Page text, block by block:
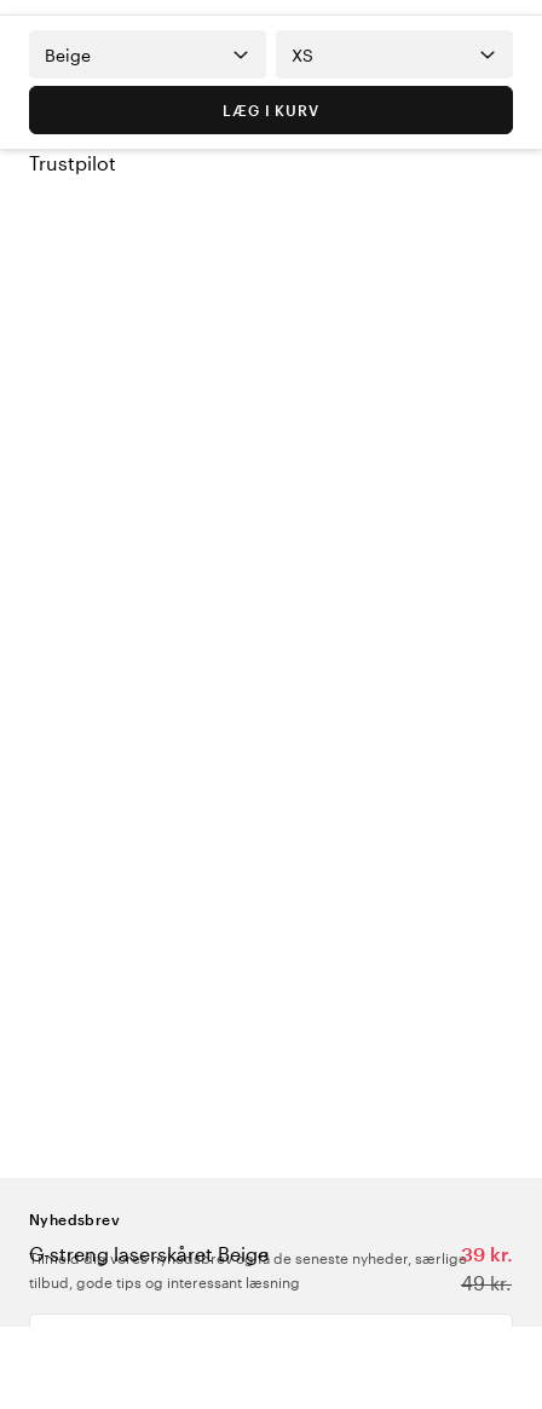
G-streng laserskåret Beige
39 kr.
49 kr.
Beige XS
LÆG I KURV
Trustpilot
Nyhedsbrev
Tilmeld dig vores nyhedsbrev og få de seneste nyheder, særlige
tilbud, gode tips og interessant læsning
Indtast din e-mailadresse